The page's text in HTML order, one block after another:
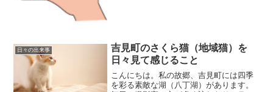
日々の出来事
吉見町のさくら猫（地域猫）を
日々見て感じること
こんにちは。私の故郷、吉見町には四季
を彩る素敵な湖（八丁湖）があります。